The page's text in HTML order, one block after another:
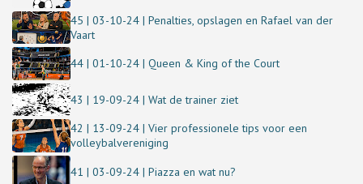
45 | 03-10-24 | Penalties, opslagen en Rafael van der
Vaart
44 | 01-10-24 | Queen & King of the Court
43 | 19-09-24 | Wat de trainer ziet
42 | 13-09-24 | Vier professionele tips voor een
volleybalvereniging
41 | 03-09-24 | Piazza en wat nu?